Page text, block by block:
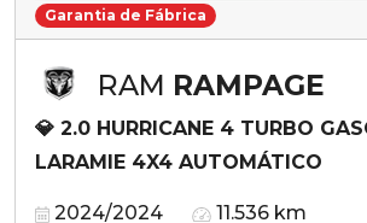
Garantia de Fábrica
RAM RAMPAGE
💎 2.0 HURRICANE 4 TURBO
LARAMIE 4X4 AUTOMÁTICO
2024/2024 11.536 km